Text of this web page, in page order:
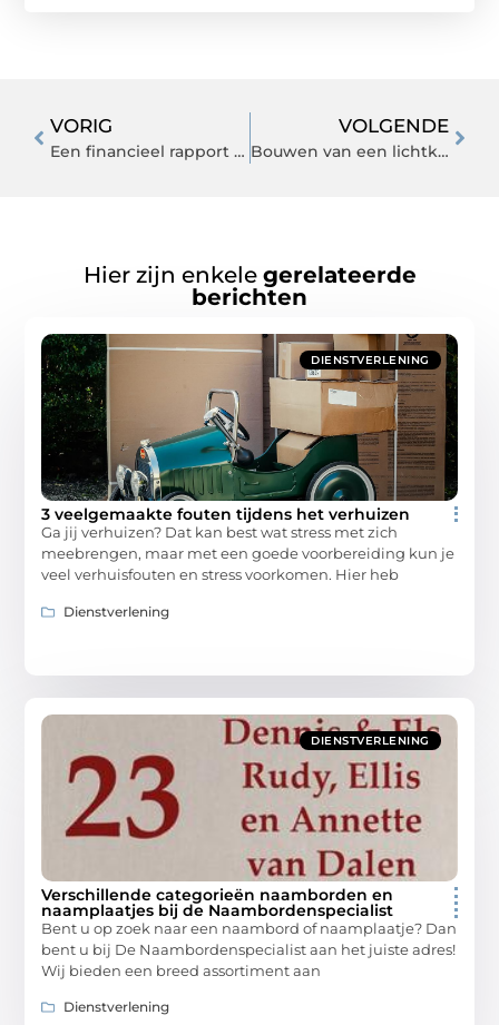
VORIG
Een financieel rapport begrijpen
VOLGENDE
Bouwen van een lichtkoepel
Hier zijn enkele gerelateerde
berichten
DIENSTVERLENING
3 veelgemaakte fouten tijdens het verhuizen
Ga jij verhuizen? Dat kan best wat stress met zich
meebrengen, maar met een goede voorbereiding kun je
veel verhuisfouten en stress voorkomen. Hier heb
Dienstverlening
DIENSTVERLENING
Verschillende categorieën naamborden en
naamplaatjes bij de Naambordenspecialist
Bent u op zoek naar een naambord of naamplaatje? Dan
bent u bij De Naambordenspecialist aan het juiste adres!
Wij bieden een breed assortiment aan
Dienstverlening